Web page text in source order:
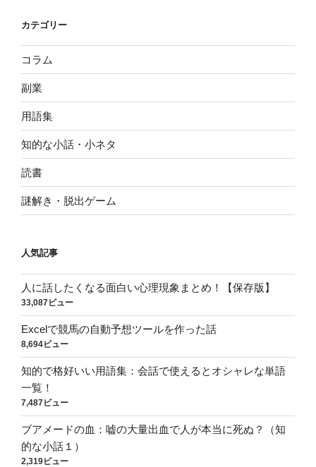
カテゴリー
コラム
副業
用語集
知的な小話・小ネタ
読書
謎解き・脱出ゲーム
人気記事
人に話したくなる面白い心理現象まとめ！【保存版】
33,087ビュー
Excelで競馬の自動予想ツールを作った話
8,694ビュー
知的で格好いい用語集：会話で使えるとオシャレな単語
一覧！
7,487ビュー
ブアメードの血：嘘の大量出血で人が本当に死ぬ？（知
的な小話１）
2,319ビュー